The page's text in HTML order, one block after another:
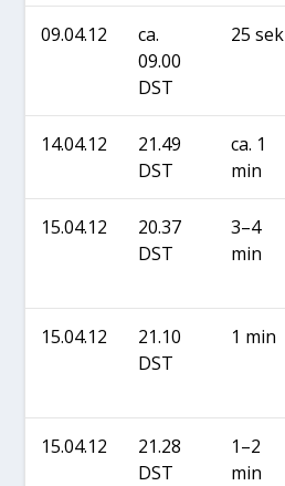
09.04.12
ca.
09.00
DST
25 sek
14.04.12
21.49
DST
ca. 1
min
15.04.12
20.37
DST
3–4
min
15.04.12
21.10
DST
1 min
15.04.12
21.28
DST
1–2
min